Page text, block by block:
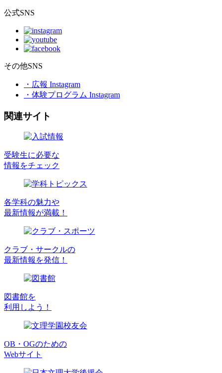
公式SNS
その他SNS
・広報 Instagram
・体験プログラム Instagram
関連サイト
受験生に必要な
情報をチェック
各学科の魅力や
最新情報が満載！
クラブ・サークルの
最新情報を発信！
図書館を
利用しよう！
OB・OGのための
Webサイト